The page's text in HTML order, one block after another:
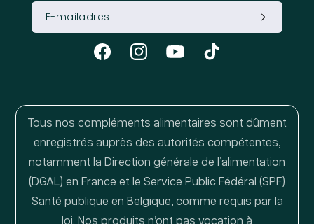
FacebookInstagramYouTube TikTok
Tous nos compléments alimentaires sont dûment
enregistrés auprès des autorités compétentes,
notamment la Direction générale de l’alimentation
(DGAL) en France et le Service Public Fédéral (SPF)
Santé publique en Belgique, comme requis par la
loi. Nos produits n’ont pas vocation à